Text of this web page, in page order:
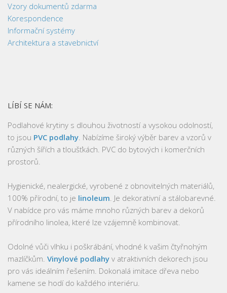
Vzory dokumentů zdarma
Korespondence
Informační systémy
Architektura a stavebnictví
LÍBÍ SE NÁM:
Podlahové krytiny s dlouhou životností a vysokou odolností,
to jsou PVC podlahy . Nabízíme široký výběr barev a vzorů v
různých šířích a tloušťkách. PVC do bytových i komerčních
prostorů.
Hygienické, nealergické, vyrobené z obnovitelných materiálů,
100% přírodní, to je linoleum . Je dekorativní a stálobarevné.
V nabídce pro vás máme mnoho různých barev a dekorů
přírodního linolea, které lze vzájemně kombinovat.
Odolné vůči vlhku i poškrábání, vhodné k vašim čtyřnohým
mazlíčkům. Vinylové podlahy v atraktivních dekorech jsou
pro vás ideálním řešením. Dokonalá imitace dřeva nebo
kamene se hodí do každého interiéru.